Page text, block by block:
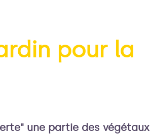
pour la
une partie des végétaux